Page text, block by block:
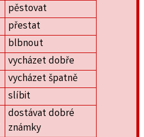
pěstovat
přestat
blbnout
vycházet dobře
vycházet špatně
slíbit
dostávat dobré
známky